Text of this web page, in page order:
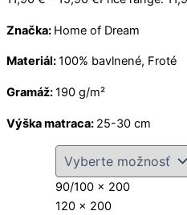
Značka: Home of Dream
Materiál:100% bavlnené, Froté
Gramáž:190 g/m²
Výška matraca: 25-30 cm
90/100 x 200
120 x 200